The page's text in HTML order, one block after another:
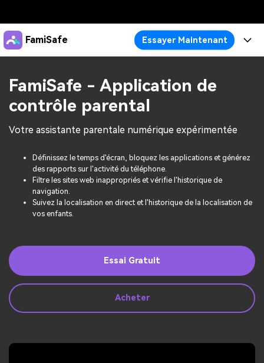
Produits phares
Utilité
Aperçu
Solutions
Actualités
Boutique
Support
FamiSafe Essayer Maintenant
FamiSafe
Protégez la Vie Numérique de Vos Enfants
Essai Gratuit
FamiSafe pour Écoles
Essai Gratuit
Fonctionnalités
Activité de l'Appareil
Service de Localisation
Blog
Traceur de Localisation
Temps d'Écran
Blocage d'Apps
Guide Parental
Ressources
Thèmes Phares
Guide FamiSafe
Tarifs
FamiSafe - Application de
contrôle parental
Votre assistante parentale numérique expérimentée
Définissez le temps d'écran, bloquez les applications et générez
des rapports sur l'activité du téléphone.
Filtre les sites web inappropriés et vérifie l'historique de
navigation.
Suivez la localisation en direct et l'historique de la localisation de
vos enfants.
Essai Gratuit
Acheter